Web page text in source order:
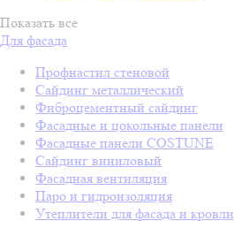
Показать все
Для фасада
Профнастил стеновой
Сайдинг металлический
Фиброцементный сайдинг
Фасадные и цокольные панели
Фасадные панели COSTUNE
Сайдинг виниловый
Фасадная вентиляция
Паро и гидроизоляция
Утеплители для фасада и кровли